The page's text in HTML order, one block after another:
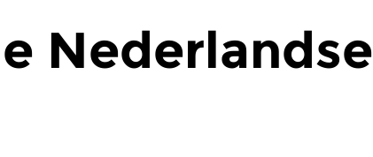
Nederlandse